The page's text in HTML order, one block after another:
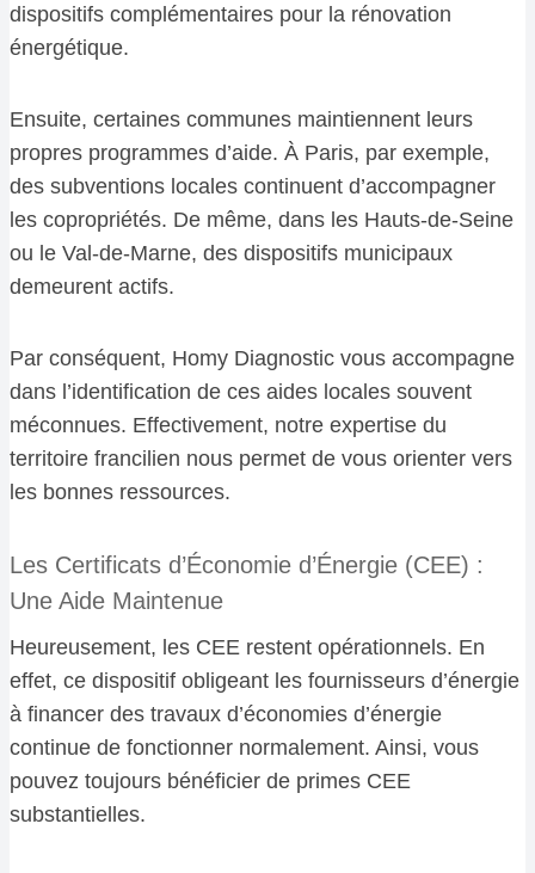
dispositifs complémentaires pour la rénovation
énergétique.
Ensuite, certaines communes maintiennent leurs
propres programmes d’aide. À Paris, par exemple,
des subventions locales continuent d’accompagner
les copropriétés. De même, dans les Hauts-de-Seine
ou le Val-de-Marne, des dispositifs municipaux
demeurent actifs.
Par conséquent, Homy Diagnostic vous accompagne
dans l’identification de ces aides locales souvent
méconnues. Effectivement, notre expertise du
territoire francilien nous permet de vous orienter vers
les bonnes ressources.
Les Certificats d’Économie d’Énergie (CEE) :
Une Aide Maintenue
Heureusement, les CEE restent opérationnels. En
effet, ce dispositif obligeant les fournisseurs d’énergie
à financer des travaux d’économies d’énergie
continue de fonctionner normalement. Ainsi, vous
pouvez toujours bénéficier de primes CEE
substantielles.